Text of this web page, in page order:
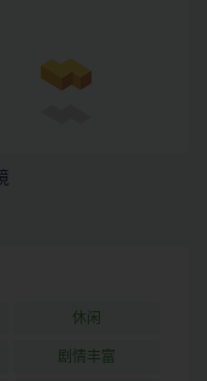
休闲
剧情丰富